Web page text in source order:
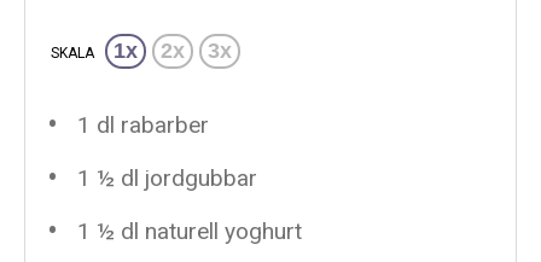
SKALA 1x 2x 3x
1 dl rabarber
1 ½ dl jordgubbar
1 ½ dl naturell yoghurt